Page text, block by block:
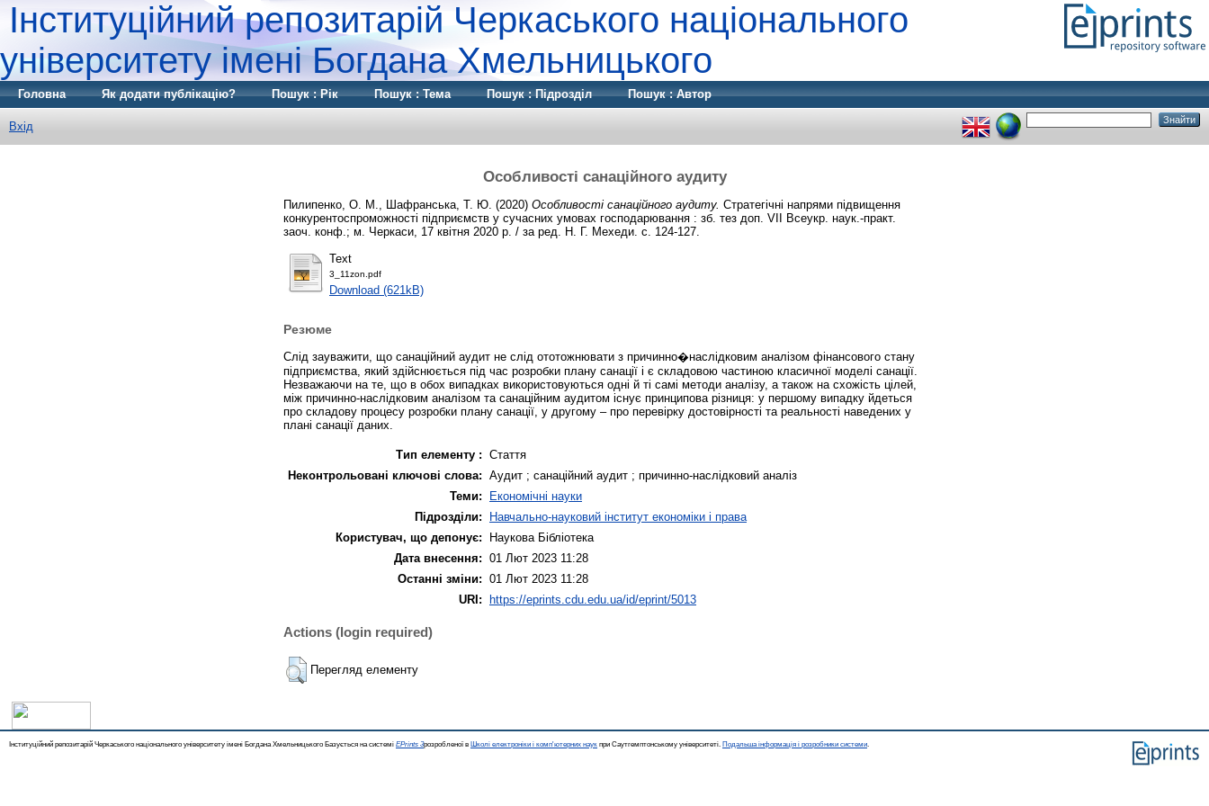
Інституційний репозитарій Черкаського національного
університету імені Богдана Хмельницького
Головна Як додати публікацію? Пошук : Рік Пошук : Тема Пошук : Підрозділ Пошук : Автор
Вхід
Особливості санаційного аудиту
Пилипенко, О. М. Шафранська, Т. Ю. (2020) Особливості санаційного аудиту. Стратегічні напрями підвищення
конкурентоспроможності підприємств у сучасних умовах господарювання : зб. тез доп. VІІ Всеукр. наук.-практ.
заоч. конф.; м. Черкаси, 17 квітня 2020 р. / за ред. Н. Г. Мехеди. с. 124-127.
Text
3_11zon.pdf
Download (621kB)
Резюме
Слід зауважити, що санаційний аудит не слід ототожнювати з причинно�наслідковим аналізом фінансового стану
підприємства, який здійснюється під час розробки плану санації і є складовою частиною класичної моделі санації.
Незважаючи на те, що в обох випадках використовуються одні й ті самі методи аналізу, а також на схожість цілей,
між причинно-наслідковим аналізом та санаційним аудитом існує принципова різниця: у першому випадку йдеться
про складову процесу розробки плану санації, у другому – про перевірку достовірності та реальності наведених у
плані санації даних.
Тип елементу : Стаття
Неконтрольовані ключові слова: Аудит ; санаційний аудит ; причинно-наслідковий аналіз
Теми:
Економічні науки
Підрозділи:
Навчально-науковий інститут економіки і права
Користувач, що депонує:
Наукова Бібліотека
Дата внесення: 01 Лют 2023 11:28
Останні зміни: 01 Лют 2023 11:28
URI: https://eprints.cdu.edu.ua/id/eprint/5013
Actions (login required)
Перегляд елементу
Інституційний репозитарій Черкаського національного університету імені Богдана Хмельницького Базується на системі EPrints 3розробленої в Школі електроніки і комп'ютерних наук при Саутгемптонському університеті. Подальша інформація і розробники системи